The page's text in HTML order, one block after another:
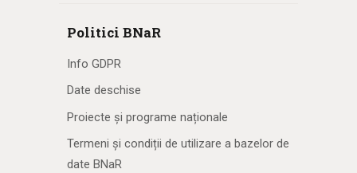
Politici BNaR
Info GDPR
Date deschise
Proiecte și programe naționale
Termeni și condiții de utilizare a bazelor de
date BNaR